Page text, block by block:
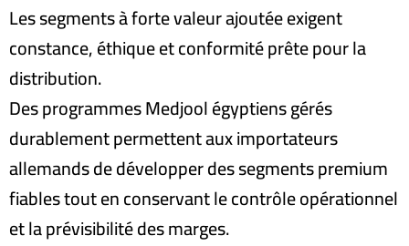
Les segments à forte valeur ajoutée exigent
constance, éthique et conformité prête pour la
distribution.
Des programmes Medjool égyptiens gérés
durablement permettent aux importateurs
allemands de développer des segments premium
fiables tout en conservant le contrôle opérationnel
et la prévisibilité des marges.